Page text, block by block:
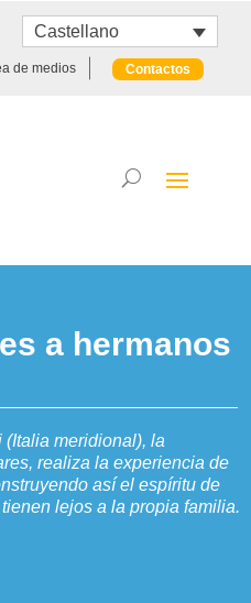
Castellano
de medios Contactos
a hermanos
meridional), la
realiza la experiencia de
así el espíritu de
lejos a la propia familia.